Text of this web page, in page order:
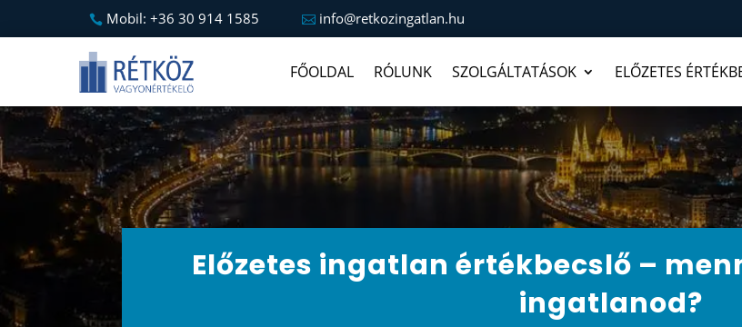
Mobil: +36 30 914 1585 info@retkozingatlan.hu
FŐOLDAL RÓLUNK SZOLGÁLTATÁSOK ELŐZETES
Előzetes ingatlan értékbecslő –
ingatlanod?